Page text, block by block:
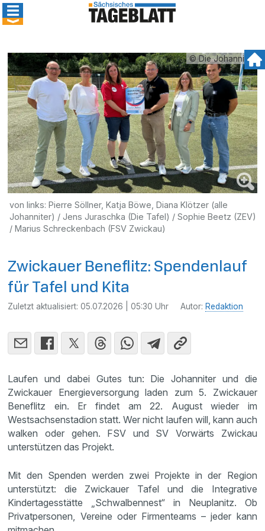
© Die Johanniter
von links: Pierre Söllner, Katja Böwe, Diana Klötzer (alle
Johanniter) / Jens Juraschka (Die Tafel) / Sophie Beetz (ZEV)
/ Marius Schreckenbach (FSV Zwickau)
Zwickauer Beneflitz: Spendenlauf
für Tafel und Kita
Zuletzt aktualisiert:05.07.2026 | 05:30 Uhr Autor: Redaktion
Laufen und dabei Gutes tun: Die Johanniter und die
Zwickauer Energieversorgung laden zum 5. Zwickauer
Beneflitz ein. Er findet am 22. August wieder im
Westsachsenstadion statt. Wer nicht laufen will, kann auch
walken oder gehen. FSV und SV Vorwärts Zwickau
unterstützen das Projekt.
Mit den Spenden werden zwei Projekte in der Region
unterstützt: die Zwickauer Tafel und die Integrative
Kindertagesstätte „Schwalbennest“ in Neuplanitz. Ob
Privatpersonen, Vereine oder Firmenteams – jeder kann